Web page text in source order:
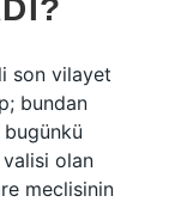
son vilayet
bundan
valisi olan
meclisinin